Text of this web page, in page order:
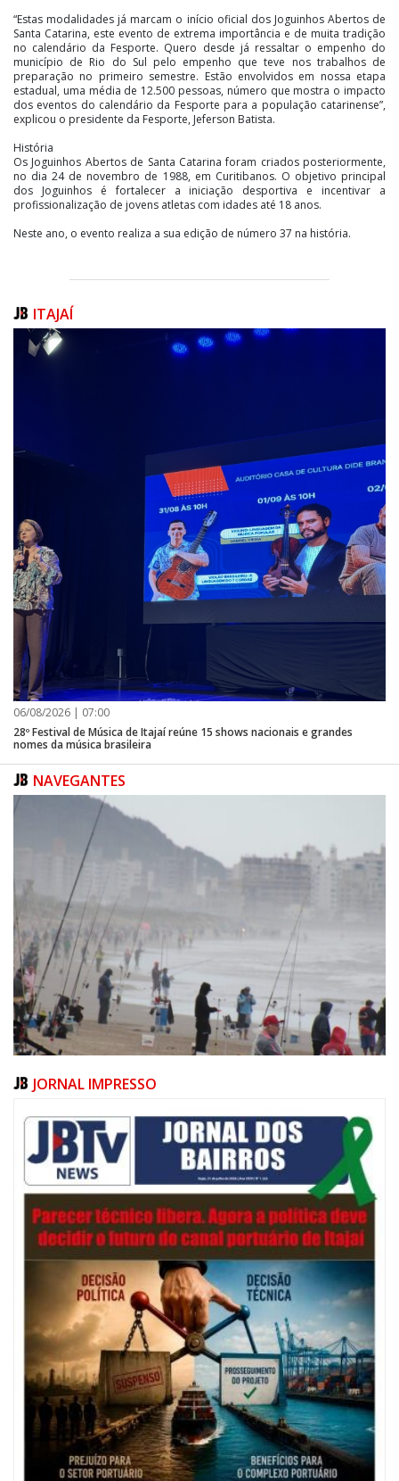
“Estas modalidades já marcam o início oficial dos Joguinhos Abertos de
Santa Catarina, este evento de extrema importância e de muita tradição
no calendário da Fesporte. Quero desde já ressaltar o empenho do
município de Rio do Sul pelo empenho que teve nos trabalhos de
preparação no primeiro semestre. Estão envolvidos em nossa etapa
estadual, uma média de 12.500 pessoas, número que mostra o impacto
dos eventos do calendário da Fesporte para a população catarinense”,
explicou o presidente da Fesporte, Jeferson Batista.
História
Os Joguinhos Abertos de Santa Catarina foram criados posteriormente,
no dia 24 de novembro de 1988, em Curitibanos. O objetivo principal
dos Joguinhos é fortalecer a iniciação desportiva e incentivar a
profissionalização de jovens atletas com idades até 18 anos.
Neste ano, o evento realiza a sua edição de número 37 na história.
ITAJAÍ
06/08/2026 | 07:00
28º Festival de Música de Itajaí reúne 15 shows nacionais e grandes
nomes da música brasileira
NAVEGANTES
06/08/2026 | 07:00
Festival de Pesca de Praia vai celebrar o aniversário de Navegantes
ITAJAÍ
JORNAL IMPRESSO